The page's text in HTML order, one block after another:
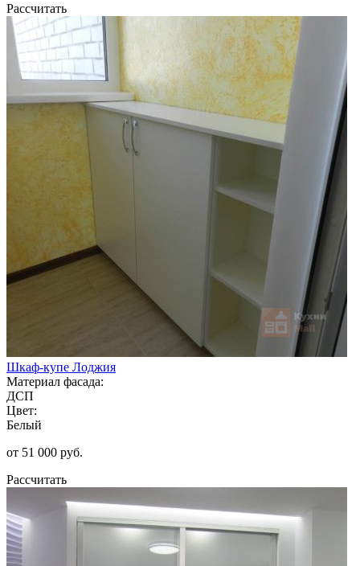
Рассчитать
Шкаф-купе Лоджия
Материал фасада:
ДСП
Цвет:
Белый
от 51 000 руб.
Рассчитать